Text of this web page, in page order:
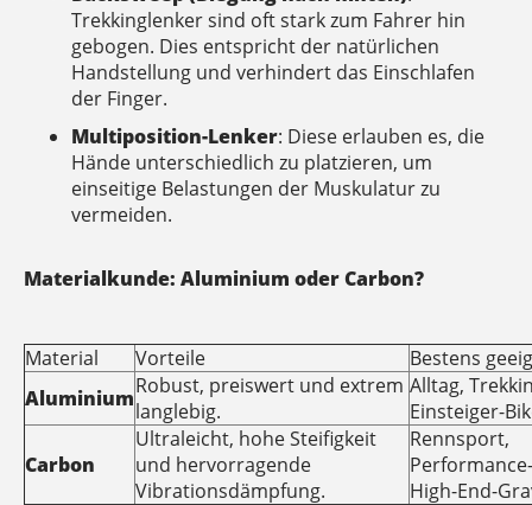
Trekkinglenker sind oft stark zum Fahrer hin
gebogen. Dies entspricht der natürlichen
Handstellung und verhindert das Einschlafen
der Finger.
Multiposition-Lenker: Diese erlauben es, die
Hände unterschiedlich zu platzieren, um
einseitige Belastungen der Muskulatur zu
vermeiden.
Materialkunde: Aluminium oder Carbon?
Material Vorteile
Bestens
AluminiumRobust, preiswert und extrem
langlebig.
Alltag,
Einsteiger-
Carbon
Ultraleicht, hohe Steifigkeit
und hervorragende
Vibrationsdämpfung.
Rennsport,
High-End-